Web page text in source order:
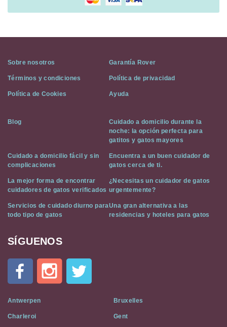
Sobre nosotros Garantía Rover
Términos y condiciones Política de privacidad
Política de Cookies Ayuda
Blog
Cuidado a domicilio durante la
noche: la opción perfecta para
gatitos y gatos mayores
Cuidado a domicilio fácil y sin
complicaciones
Encuentra a un buen cuidador de
gatos cerca de ti.
La mejor forma de encontrar
cuidadores de gatos verificados
¿Necesitas un cuidador de gatos
urgentemente?
Servicios de cuidado diurno para
todo tipo de gatos
Una gran alternativa a las
residencias y hoteles para gatos
Cat
Flat
Social
Media
SÍGUENOS
Antwerpen Bruxelles
Charleroi Gent